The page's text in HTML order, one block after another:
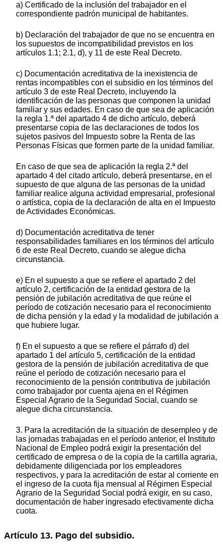
a) Certificado de la inclusión del trabajador en el
correspondiente padrón municipal de habitantes.
b) Declaración del trabajador de que no se encuentra en
los supuestos de incompatibilidad previstos en los
artículos 1.1; 2.1, d), y 11 de este Real Decreto.
c) Documentación acreditativa de la inexistencia de
rentas incompatibles con el subsidio en los términos del
artículo 3 de este Real Decreto, incluyendo la
identificación de las personas que componen la unidad
familiar y sus edades. En caso de que sea de aplicación
la regla 1.ª del apartado 4 de dicho artículo, deberá
presentarse copia de las declaraciones de todos los
sujetos pasivos del Impuesto sobre la Renta de las
Personas Físicas que formen parte de la unidad familiar.
En caso de que sea de aplicación la regla 2.ª del
apartado 4 del citado artículo, deberá presentarse, en el
supuesto de que alguna de las personas de la unidad
familiar realice alguna actividad empresarial, profesional
o artística, copia de la declaración de alta en el Impuesto
de Actividades Económicas.
d) Documentación acreditativa de tener
responsabilidades familiares en los términos del artículo
6 de este Real Decreto, cuando se alegue dicha
circunstancia.
e) En el supuesto a que se refiere el apartado 2 del
artículo 2, certificación de la entidad gestora de la
pensión de jubilación acreditativa de que reúne el
período de cotización necesario para el reconocimiento
de dicha pensión y la edad y la modalidad de jubilación a
que hubiere lugar.
f) En el supuesto a que se refiere el párrafo d) del
apartado 1 del artículo 5, certificación de la entidad
gestora de la pensión de jubilación acreditativa de que
reúne el período de cotización necesario para el
reconocimiento de la pensión contributiva de jubilación
como trabajador por cuenta ajena en el Régimen
Especial Agrario de la Seguridad Social, cuando se
alegue dicha circunstancia.
3. Para la acreditación de la situación de desempleo y de
las jornadas trabajadas en el período anterior, el Instituto
Nacional de Empleo podrá exigir la presentación del
certificado de empresa o de la copia de la cartilla agraria,
debidamente diligenciada por los empleadores
respectivos, y para la acreditación de estar al corriente en
el ingreso de la cuota fija mensual al Régimen Especial
Agrario de la Seguridad Social podrá exigir, en su caso,
documentación de haber ingresado efectivamente dicha
cuota.
Artículo 13. Pago del subsidio.